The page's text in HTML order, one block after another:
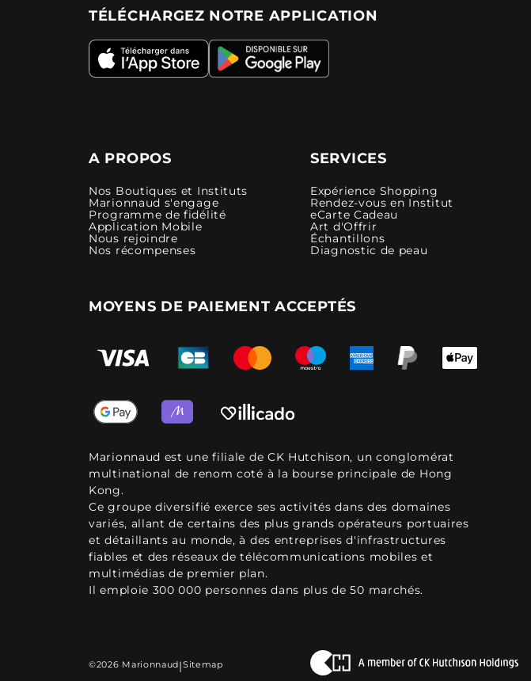
TÉLÉCHARGEZ NOTRE APPLICATION
A PROPOS
Nos Boutiques et Instituts
Marionnaud s'engage
Programme de fidélité
Application Mobile
Nous rejoindre
Nos récompenses
SERVICES
Expérience Shopping
Rendez-vous en Institut
eCarte Cadeau
Art d'Offrir
Échantillons
Diagnostic de peau
MOYENS DE PAIEMENT ACCEPTÉS
Marionnaud est une filiale de CK Hutchison, un conglomérat
multinational de renom coté à la bourse principale de Hong
Kong.
Ce groupe diversifié exerce ses activités dans des domaines
variés, allant de certains des plus grands opérateurs portuaires
et détaillants au monde, à des entreprises d'infrastructures
fiables et des réseaux de télécommunications mobiles et
multimédias de premier plan.
Il emploie 300 000 personnes dans plus de 50 marchés.
©2026 Marionnaud|Sitemap